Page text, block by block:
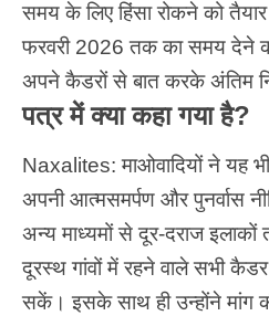
समय के लिए हिंसा रोकने को
फरवरी 2026 तक का समय देने
अपने कैडरों से बात करके अंतिम
पत्र में क्या कहा गया है?
Naxalites:माओवादियोंने यह
अपनी आत्मसमर्पण और पुनर्वास
अन्य माध्यमों से दूर-दराज
दूरस्थ गांवों में रहने वाले सभी
सकें। इसके साथ ही उन्होंने मांग